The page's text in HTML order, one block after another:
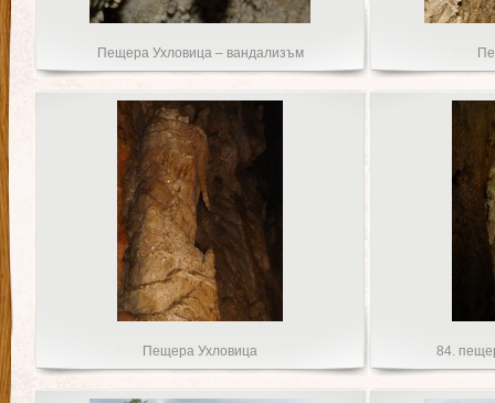
Пещера Ухловица – вандализъм
Пещера Ухловица 84.